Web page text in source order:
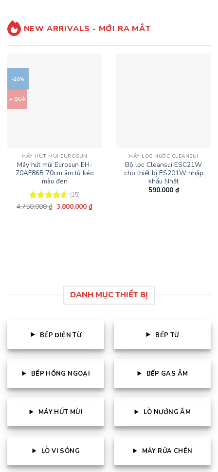
NEW ARRIVALS - MỚI RA MẮT
-20%
+ QUÀ
MÁY HÚT MÙI EUROSUN
Máy hút mùi Eurosun EH-
70AF86B 70cm âm tủ kéo
màu đen
Được xếp
(15)
4.750.000₫ Giá
3.800.000₫Giá
MÁY LỌC NƯỚC CLEANSUI
Bộ lọc Cleansui ESC21W
cho thiết bị ES201W nhập
khẩu Nhật
590.000 ₫
DANH MỤC THIẾT BỊ
BẾP ĐIỆN TỪ BẾP TỪ
BẾP HỒNG NGOẠI BẾP GAS ÂM
MÁY HÚT MÙI LÒ NƯỚNG ÂM
LÒ VI SÓNG MÁY RỬA CHÉN